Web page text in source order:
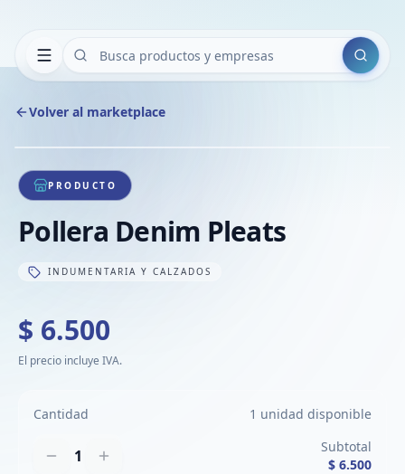
Buscar
Volver al marketplace
1/1
PRODUCTO
Pollera Denim Pleats
INDUMENTARIA Y CALZADOS
$ 6.500
El precio incluye IVA.
Cantidad 1 unidad disponible
1
Subtotal
$ 6.500